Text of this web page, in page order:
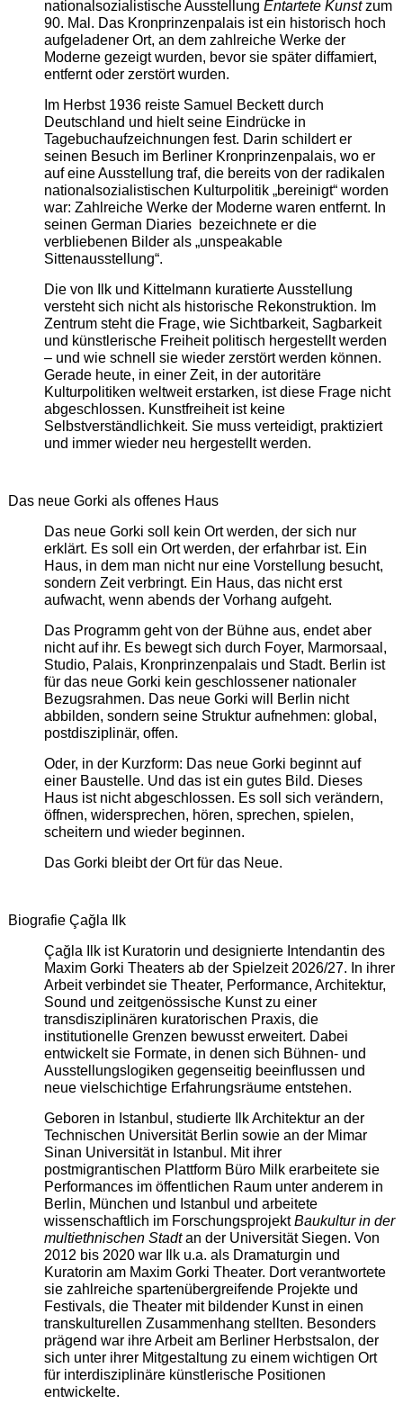
nationalsozialistische Ausstellung Entartete Kunstzum
90. Mal. Das Kronprinzenpalais ist ein historisch hoch
aufgeladener Ort, an dem zahlreiche Werke der
Moderne gezeigt wurden, bevor sie später diffamiert,
entfernt oder zerstört wurden.
Im Herbst 1936 reiste Samuel Beckett durch
Deutschland und hielt seine Eindrücke in
Tagebuchaufzeichnungen fest. Darin schildert er
seinen Besuch im Berliner Kronprinzenpalais, wo er
auf eine Ausstellung traf, die bereits von der radikalen
nationalsozialistischen Kulturpolitik „bereinigt“ worden
war: Zahlreiche Werke der Moderne waren entfernt. In
seinen German Diaries bezeichnete er die
verbliebenen Bilder als „unspeakable
Sittenausstellung“.
Die von Ilk und Kittelmann kuratierte Ausstellung
versteht sich nicht als historische Rekonstruktion. Im
Zentrum steht die Frage, wie Sichtbarkeit, Sagbarkeit
und künstlerische Freiheit politisch hergestellt werden
– und wie schnell sie wieder zerstört werden können.
Gerade heute, in einer Zeit, in der autoritäre
Kulturpolitiken weltweit erstarken, ist diese Frage nicht
abgeschlossen. Kunstfreiheit ist keine
Selbstverständlichkeit. Sie muss verteidigt, praktiziert
und immer wieder neu hergestellt werden.
Das neue Gorki als offenes Haus
Das neue Gorki soll kein Ort werden, der sich nur
erklärt. Es soll ein Ort werden, der erfahrbar ist. Ein
Haus, in dem man nicht nur eine Vorstellung besucht,
sondern Zeit verbringt. Ein Haus, das nicht erst
aufwacht, wenn abends der Vorhang aufgeht.
Das Programm geht von der Bühne aus, endet aber
nicht auf ihr. Es bewegt sich durch Foyer, Marmorsaal,
Studio, Palais, Kronprinzenpalais und Stadt. Berlin ist
für das neue Gorki kein geschlossener nationaler
Bezugsrahmen. Das neue Gorki will Berlin nicht
abbilden, sondern seine Struktur aufnehmen: global,
postdisziplinär, offen.
Oder, in der Kurzform: Das neue Gorki beginnt auf
einer Baustelle. Und das ist ein gutes Bild. Dieses
Haus ist nicht abgeschlossen. Es soll sich verändern,
öffnen, widersprechen, hören, sprechen, spielen,
scheitern und wieder beginnen.
Das Gorki bleibt der Ort für das Neue.
Biografie Çağla Ilk
Çağla Ilk ist Kuratorin und designierte Intendantin des
Maxim Gorki Theaters ab der Spielzeit 2026/27. In ihrer
Arbeit verbindet sie Theater, Performance, Architektur,
Sound und zeitgenössische Kunst zu einer
transdisziplinären kuratorischen Praxis, die
institutionelle Grenzen bewusst erweitert. Dabei
entwickelt sie Formate, in denen sich Bühnen- und
Ausstellungslogiken gegenseitig beeinflussen und
neue vielschichtige Erfahrungsräume entstehen.
Geboren in Istanbul, studierte Ilk Architektur an der
Technischen Universität Berlin sowie an der Mimar
Sinan Universität in Istanbul. Mit ihrer
postmigrantischen Plattform Büro Milk erarbeitete sie
Performances im öffentlichen Raum unter anderem in
Berlin, München und Istanbul und arbeitete
wissenschaftlich im ForschungsprojektBaukultur in der
multiethnischen Stadtan der Universität Siegen. Von
2012 bis 2020 war Ilk u.a. als Dramaturgin und
Kuratorin am Maxim Gorki Theater. Dort verantwortete
sie zahlreiche spartenübergreifende Projekte und
Festivals, die Theater mit bildender Kunst in einen
transkulturellen Zusammenhang stellten. Besonders
prägend war ihre Arbeit am Berliner Herbstsalon, der
sich unter ihrer Mitgestaltung zu einem wichtigen Ort
für interdisziplinäre künstlerische Positionen
entwickelte.